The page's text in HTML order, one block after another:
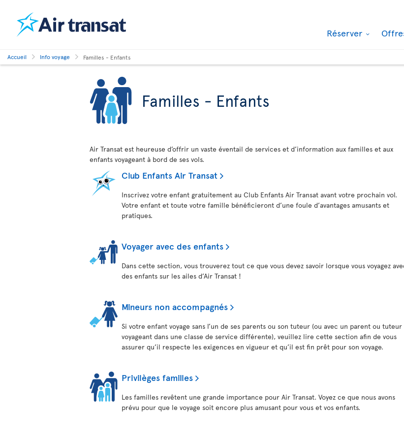
Réserver
Accueil Info voyage Familles - Enfants
Familles - Enfants
Air Transat est heureuse d’offrir un vaste éventail de services et d’information aux familles et aux
enfants voyageant à bord de ses vols.
Club Enfants Air Transat
Inscrivez votre enfant gratuitement au Club Enfants Air Transat avant votre prochain vol.
Votre enfant et toute votre famille bénéficieront d’une foule d’avantages amusants et
pratiques.
Voyager avec des enfants
Dans cette section, vous trouverez tout ce que vous devez savoir lorsque vous voyagez
des enfants sur les ailes d’Air Transat !
Mineurs non accompagnés
Si votre enfant voyage sans l’un de ses parents ou son tuteur (ou avec un parent ou tuteur
voyageant dans une classe de service différente), veuillez lire cette section afin de vous
assurer qu’il respecte les exigences en vigueur et qu’il est fin prêt pour son voyage.
Privilèges familles
Les familles revêtent une grande importance pour Air Transat. Voyez ce que nous avons
prévu pour que le voyage soit encore plus amusant pour vous et vos enfants.